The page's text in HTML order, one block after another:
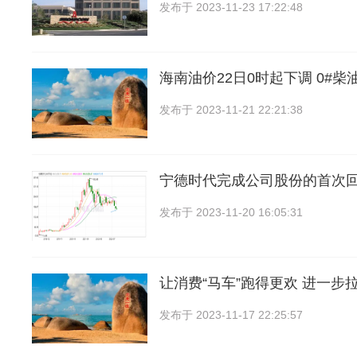
发布于 2023-11-23 17:22:48
海南油价22日0时起下调 0#柴
发布于 2023-11-21 22:21:38
宁德时代完成公司股份的首次
发布于 2023-11-20 16:05:31
让消费“马车”跑得更欢 进一步
发布于 2023-11-17 22:25:57